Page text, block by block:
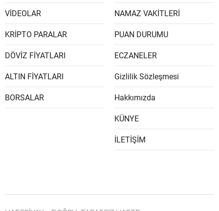
VİDEOLAR
KRİPTO PARALAR
DÖVİZ FİYATLARI
ALTIN FİYATLARI
BORSALAR
NAMAZ VAKİTLERİ
PUAN DURUMU
ECZANELER
Gizlilik Sözleşmesi
Hakkımızda
KÜNYE
İLETİŞİM